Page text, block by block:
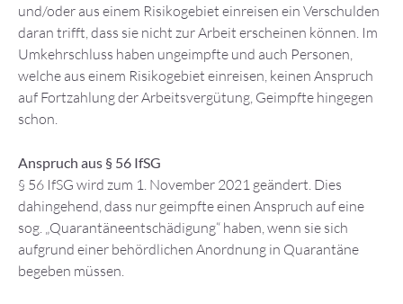
und/oder aus einem Risikogebiet einreisen ein Verschulden
daran trifft, dass sie nicht zur Arbeit erscheinen können. Im
Umkehrschluss haben ungeimpfte und auch Personen,
welche aus einem Risikogebiet einreisen, keinen Anspruch
auf Fortzahlung der Arbeitsvergütung, Geimpfte hingegen
schon.
Anspruch aus § 56 IfSG
§ 56 IfSG wird zum 1. November 2021 geändert. Dies
dahingehend, dass nur geimpfte einen Anspruch auf eine
sog. „Quarantäneentschädigung“ haben, wenn sie sich
aufgrund einer behördlichen Anordnung in Quarantäne
begeben müssen.